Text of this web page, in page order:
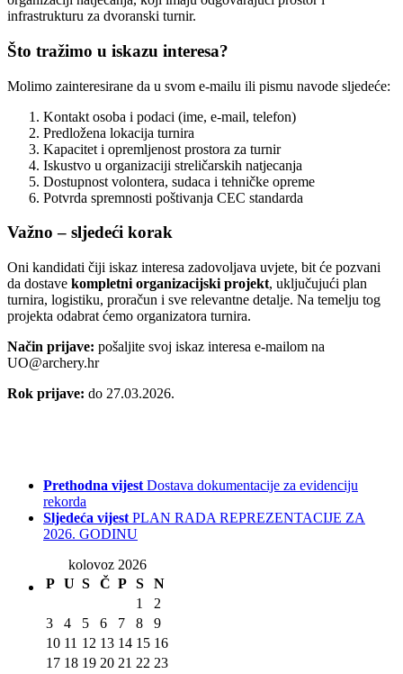
infrastrukturu za dvoranski turnir.
Što tražimo u iskazu interesa?
Molimo zainteresirane da u svom e-mailu ili pismu navode sljedeće:
Kontakt osoba i podaci (ime, e-mail, telefon)
Predložena lokacija turnira
Kapacitet i opremljenost prostora za turnir
Iskustvo u organizaciji streličarskih natjecanja
Dostupnost volontera, sudaca i tehničke opreme
Potvrda spremnosti poštivanja CEC standarda
Važno – sljedeći korak
Oni kandidati čiji iskaz interesa zadovoljava uvjete, bit će pozvani
da dostave kompletni organizacijski projekt, uključujući plan
turnira, logistiku, proračun i sve relevantne detalje. Na temelju tog
projekta odabrat ćemo organizatora turnira.
Način prijave: pošaljite svoj iskaz interesa e-mailom na
UO@archery.hr
Rok prijave: do 27.03.2026.
Prethodna vijest Dostava dokumentacije za evidenciju
rekorda
Sljedeća vijest PLAN RADA REPREZENTACIJE ZA
2026. GODINU
kolovoz 2026
P U S Č P S
N
1
2
3
4 5 6 7 8
9
10 11 12 13 14 15 16
17 18 19 20 21 22 23